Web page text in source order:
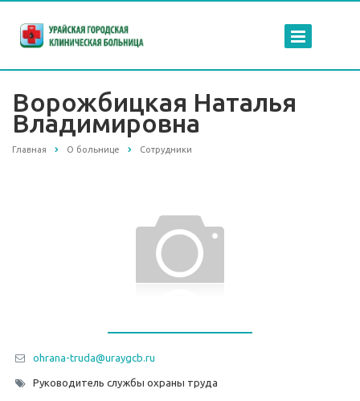
Ворожбицкая Наталья
Владимировна
Главная О больнице Сотрудники
ohrana-truda@uraygcb.ru
Руководитель службы охраны труда